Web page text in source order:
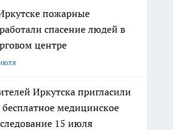
пожарные
спасение людей в
центре
Иркутска пригласили
бесплатное медицинское
15 июля